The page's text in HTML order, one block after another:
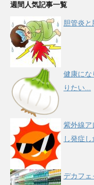
週間人気記事一覧
胆管炎と
健康にな
りたい...
紫外線ア
し発症し
デカフェ